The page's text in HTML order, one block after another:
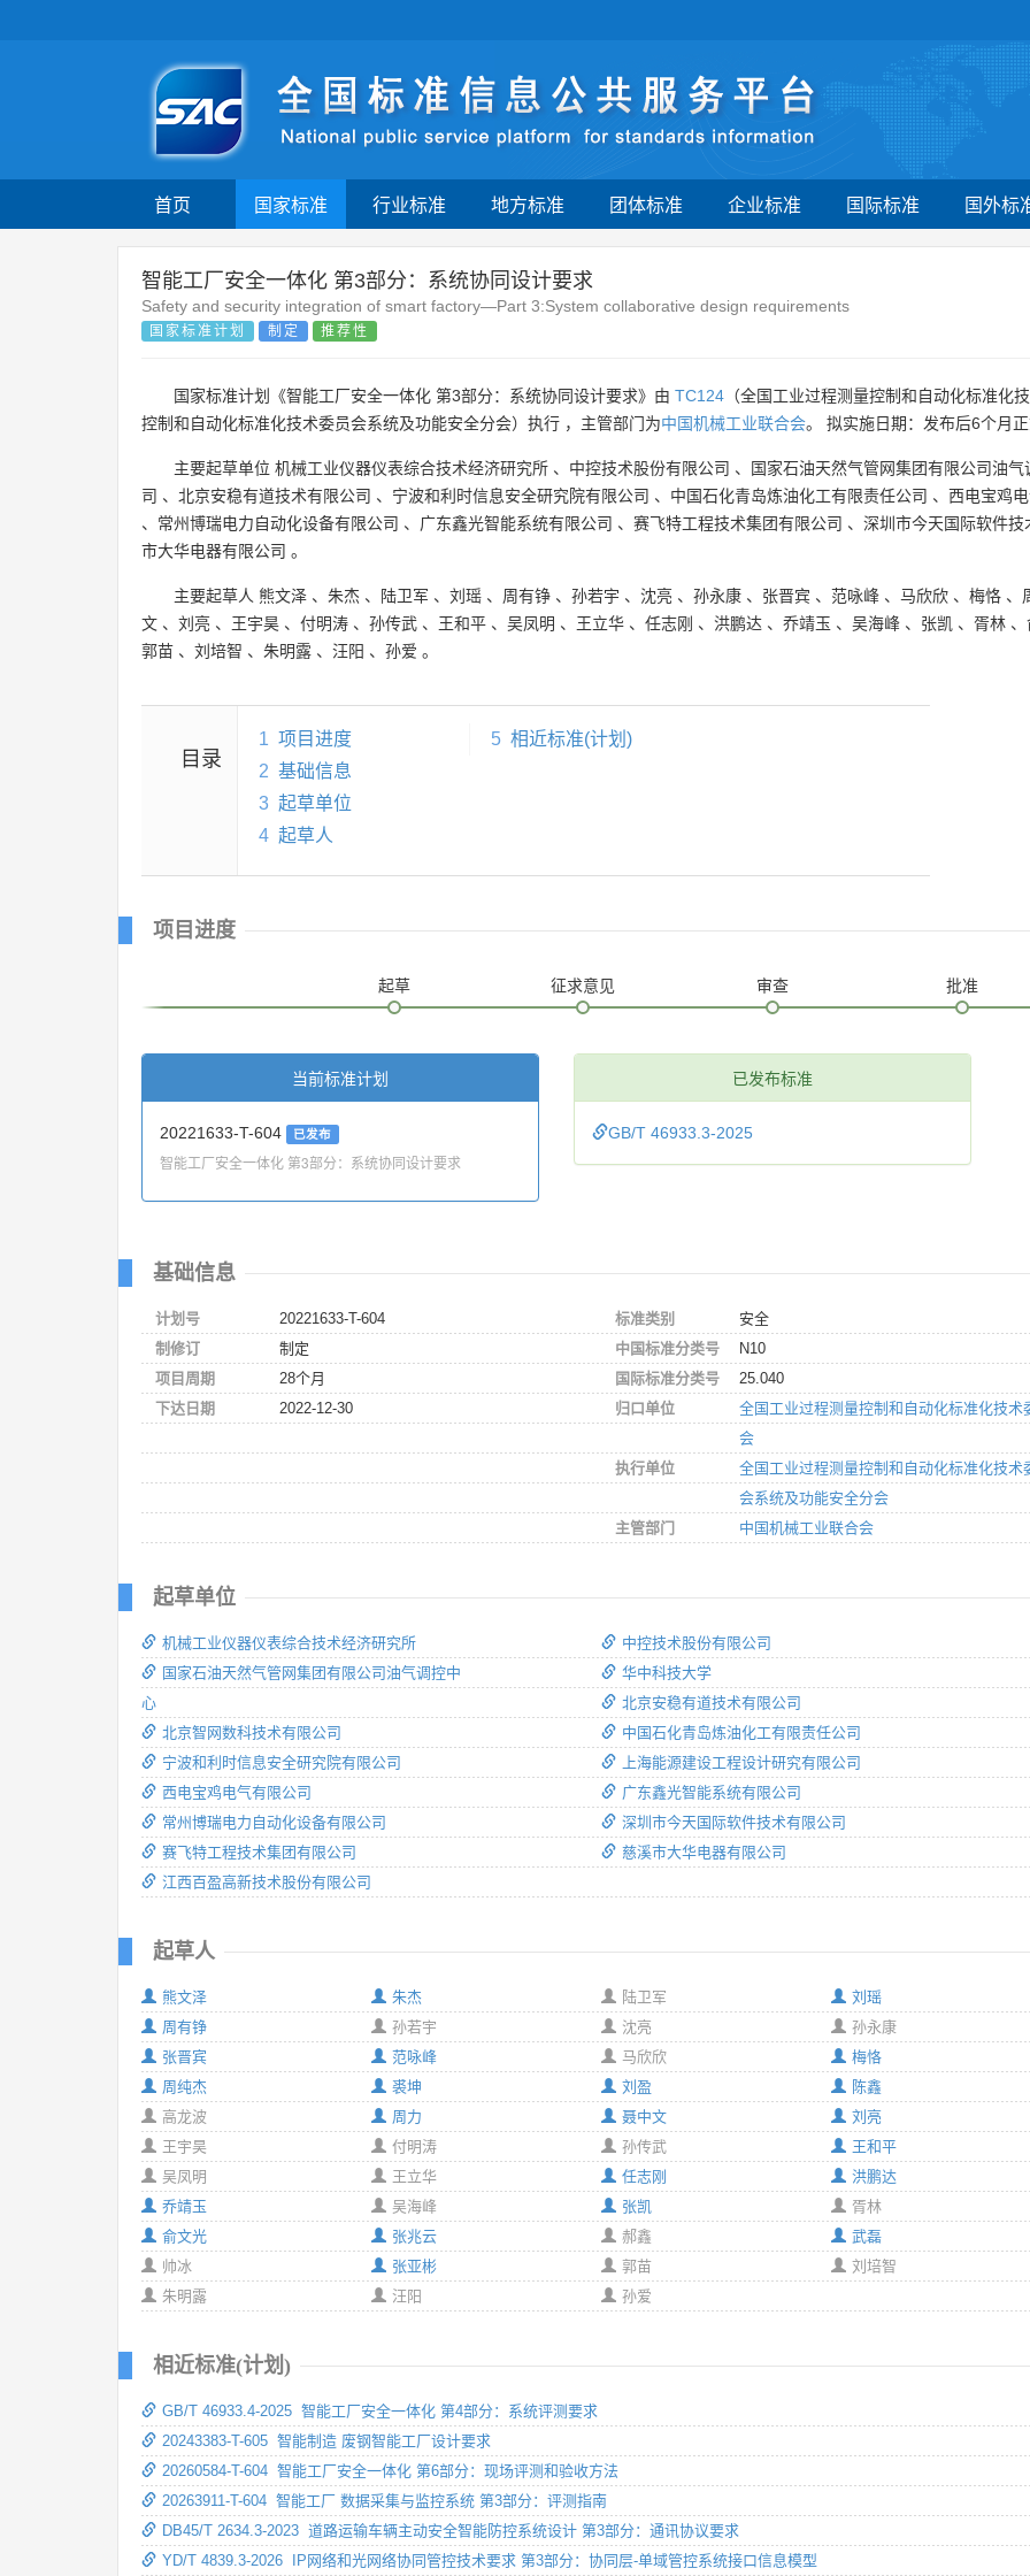
首页 国家标准 行业标准 地方标准 团体标准 企业标准 国际标准 国外标
智能工厂安全一体化 第3部分：系统协同设计要求
Safety and security integration of smart factory—Part 3:System collaborative design requirements
国家标准计划 制定 推荐性
国家标准计划《智能工厂安全一体化 第3部分：系统协同设计要求》由 TC124 （全国工业过程测量控制和自动化标准化
控制和自动化标准化技术委员会系统及功能安全分会）执行 ，主管部门为中国机械工业联合会。 拟实施日期：发布后6个月正
主要起草单位 机械工业仪器仪表综合技术经济研究所 、 中控技术股份有限公司 、 国家石油天然气管网集团有限公司油气
司 、 北京安稳有道技术有限公司 、 宁波和利时信息安全研究院有限公司 、 中国石化青岛炼油化工有限责任公司 、 西电宝鸡
、 常州博瑞电力自动化设备有限公司 、 广东鑫光智能系统有限公司 、 赛飞特工程技术集团有限公司 、 深圳市今天国际软件技
市大华电器有限公司 。
主要起草人 熊文泽 、 朱杰 、 陆卫军 、 刘瑶 、 周有铮 、 孙若宇 、 沈亮 、 孙永康 、 张晋宾 、 范咏峰 、 马欣欣 、 梅恪 、
文 、 刘亮 、 王宇昊 、 付明涛 、 孙传武 、 王和平 、 吴凤明 、 王立华 、 任志刚 、 洪鹏达 、 乔靖玉 、 吴海峰 、 张凯 、 胥林 、
郭苗 、 刘培智 、 朱明露 、 汪阳 、 孙爱 。
目录
1 项目进度
2 基础信息
3 起草单位
4 起草人
5 相近标准(计划)
项目进度
起草 征求意见 审查 批准
当前标准计划
20221633-T-604 已发布
智能工厂安全一体化 第3部分：系统协同设计要求
已发布标准
GB/T 46933.3-2025
基础信息
计划号
20221633-T-604
制修订
制定
项目周期
28个月
下达日期
2022-12-30
标准类别
安全
中国标准分类号
N10
国际标准分类号
25.040
归口单位
全国工业过程测量控制和自动化标准化技术
会
执行单位
全国工业过程测量控制和自动化标准化技术
会系统及功能安全分会
主管部门
中国机械工业联合会
起草单位
机械工业仪器仪表综合技术经济研究所
国家石油天然气管网集团有限公司油气调控中
心
北京智网数科技术有限公司
宁波和利时信息安全研究院有限公司
西电宝鸡电气有限公司
常州博瑞电力自动化设备有限公司
赛飞特工程技术集团有限公司
江西百盈高新技术股份有限公司
中控技术股份有限公司
华中科技大学
北京安稳有道技术有限公司
中国石化青岛炼油化工有限责任公司
上海能源建设工程设计研究有限公司
广东鑫光智能系统有限公司
深圳市今天国际软件技术有限公司
慈溪市大华电器有限公司
起草人
熊文泽
朱杰
周有铮
孙若宇
张晋宾
范咏峰
周纯杰
裘坤
高龙波
周力
王宇昊
付明涛
吴凤明
王立华
乔靖玉
吴海峰
俞文光
张兆云
帅冰
张亚彬
朱明露
汪阳
陆卫军
刘瑶
沈亮
孙永康
马欣欣
梅恪
刘盈
陈鑫
聂中文
刘亮
孙传武
王和平
任志刚
洪鹏达
张凯
胥林
郝鑫
武磊
郭苗
刘培智
孙爱
相近标准(计划)
GB/T 46933.4-2025 智能工厂安全一体化 第4部分：系统评测要求
20243383-T-605 智能制造 废钢智能工厂设计要求
20260584-T-604 智能工厂安全一体化 第6部分：现场评测和验收方法
20263911-T-604 智能工厂 数据采集与监控系统 第3部分：评测指南
DB45/T 2634.3-2023 道路运输车辆主动安全智能防控系统设计 第3部分：通讯协议要求
YD/T 4839.3-2026 IP网络和光网络协同管控技术要求 第3部分：协同层-单域管控系统接口信息模型